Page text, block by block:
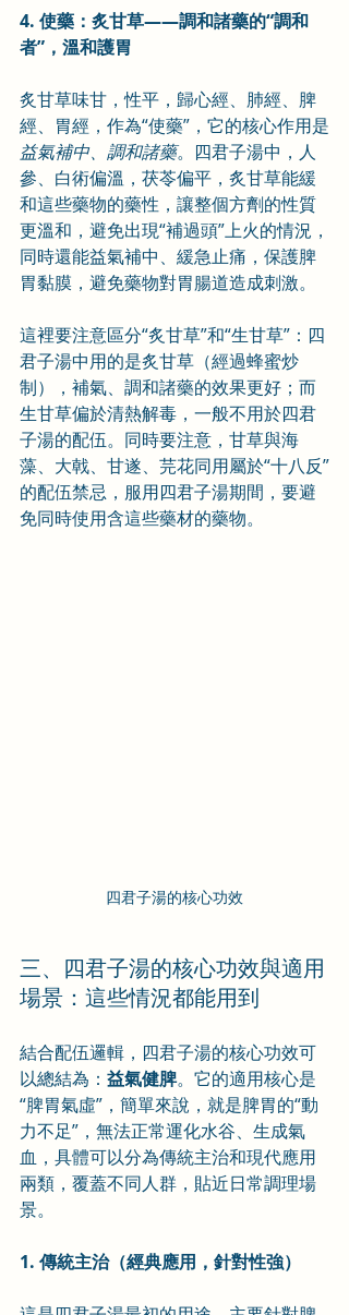
4. 使藥：炙甘草——調和諸藥的“調和
者”，溫和護胃
炙甘草味甘，性平，歸心經、肺經、脾
經、胃經，作為“使藥”，它的核心作用是
益氣補中、調和諸藥。四君子湯中，人
參、白術偏溫，茯苓偏平，炙甘草能緩
和這些藥物的藥性，讓整個方劑的性質
更溫和，避免出現“補過頭”上火的情況，
同時還能益氣補中、緩急止痛，保護脾
胃黏膜，避免藥物對胃腸道造成刺激。
這裡要注意區分“炙甘草”和“生甘草”：四
君子湯中用的是炙甘草（經過蜂蜜炒
制），補氣、調和諸藥的效果更好；而
生甘草偏於清熱解毒，一般不用於四君
子湯的配伍。同時要注意，甘草與海
藻、大戟、甘遂、芫花同用屬於“十八反”
的配伍禁忌，服用四君子湯期間，要避
免同時使用含這些藥材的藥物。
四君子湯的核心功效
三、四君子湯的核心功效與適用
場景：這些情況都能用到
結合配伍邏輯，四君子湯的核心功效可
以總結為： 益氣健脾。它的適用核心是
“脾胃氣虛”，簡單來說，就是脾胃的“動
力不足”，無法正常運化水谷、生成氣
血，具體可以分為傳統主治和現代應用
兩類，覆蓋不同人群，貼近日常調理場
景。
1. 傳統主治（經典應用，針對性強）